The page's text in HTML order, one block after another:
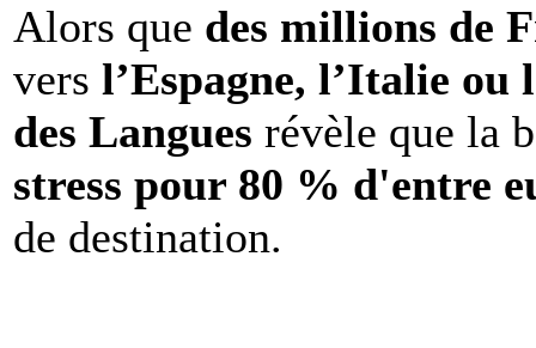
Alors que des millions de
vers l’Espagne, l’Italie ou
des Langues révèle que la
stress pour 80 % d'entre
de destination.